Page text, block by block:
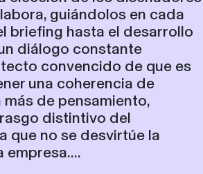
guiándolos en cada
briefing hasta el desarrollo
diálogo constante
convencido de que es
una coherencia de
más de pensamiento,
distintivo del
que no se desvirtúe la